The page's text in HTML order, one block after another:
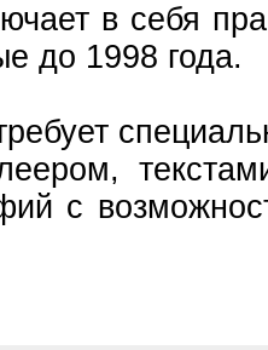
в себя
до 1998 года.
с